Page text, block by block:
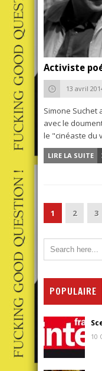
Activiste
13 avril
Simone Suchet
avec le
le "cinéaste du
LIRE LA SUITE
1 2 3
POPULAIRE
10